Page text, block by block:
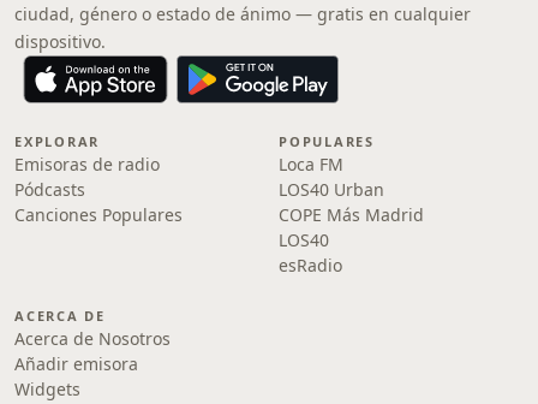
ciudad, género o estado de ánimo — gratis en cualquier
dispositivo.
EXPLORAR
Emisoras de radio
Pódcasts
Canciones Populares
POPULARES
Loca FM
LOS40 Urban
COPE Más Madrid
LOS40
esRadio
ACERCA DE
Acerca de Nosotros
Añadir emisora
Widgets